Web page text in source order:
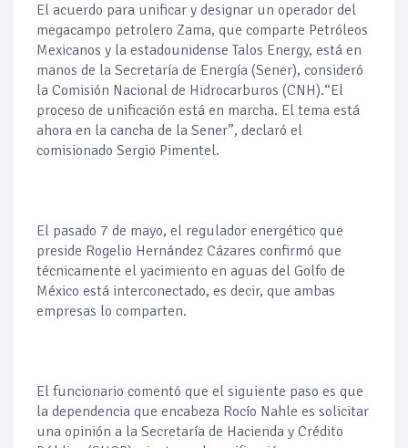
El acuerdo para unificar y designar un operador del
megacampo petrolero Zama, que comparte Petróleos
Mexicanos y la estadounidense Talos Energy, está en
manos de la Secretaría de Energía (Sener), consideró
la Comisión Nacional de Hidrocarburos (CNH).“El
proceso de unificación está en marcha. El tema está
ahora en la cancha de la Sener”, declaró el
comisionado Sergio Pimentel.
El pasado 7 de mayo, el regulador energético que
preside Rogelio Hernández Cázares confirmó que
técnicamente el yacimiento en aguas del Golfo de
México está interconectado, es decir, que ambas
empresas lo comparten.
El funcionario comentó que el siguiente paso es que
la dependencia que encabeza Rocío Nahle es solicitar
una opinión a la Secretaría de Hacienda y Crédito